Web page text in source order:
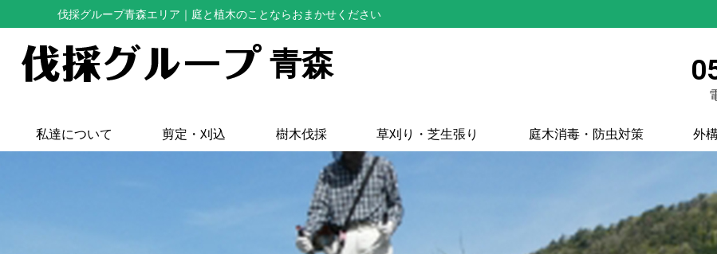
伐採グループ青森エリア ｜庭と植木のことならおまかせください
青森
私達について 剪定・刈込 樹木伐採 草刈り・芝生張り 庭木消毒・防虫対策 外